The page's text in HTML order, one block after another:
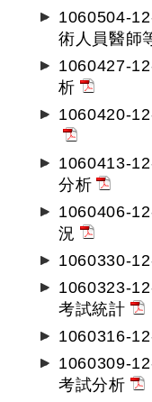
1060504-
術人員醫師
1060427-
析
1060420-
1060413-
分析
1060406-
況
1060330-
1060323-
考試統計
1060316-
1060309-
考試分析